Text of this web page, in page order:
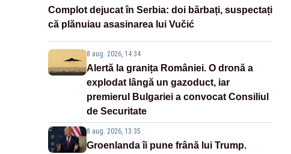
Complot dejucat în Serbia: doi bărbați, suspectați
că plănuiau asasinarea lui Vučić
8 aug. 2026, 14:34
Alertă la granița României. O dronă a
explodat lângă un gazoduct, iar
premierul Bulgariei a convocat Consiliul
de Securitate
8 aug. 2026, 13:35
Groenlanda îi pune frână lui Trump.